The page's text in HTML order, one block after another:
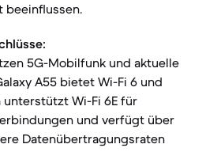
beeinflussen.
5G-Mobilfunk und aktuelle
A55 bietet Wi-Fi 6 und
unterstützt Wi-Fi 6E für
und verfügt über
Datenübertragungsraten